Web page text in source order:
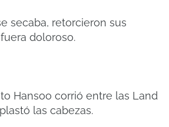
secaba, retorcieron sus
doloroso.
Hansoo corrió entre las Land
las cabezas.